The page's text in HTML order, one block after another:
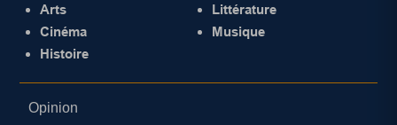
Arts
Cinéma
Histoire
Littérature
Musique
Opinion